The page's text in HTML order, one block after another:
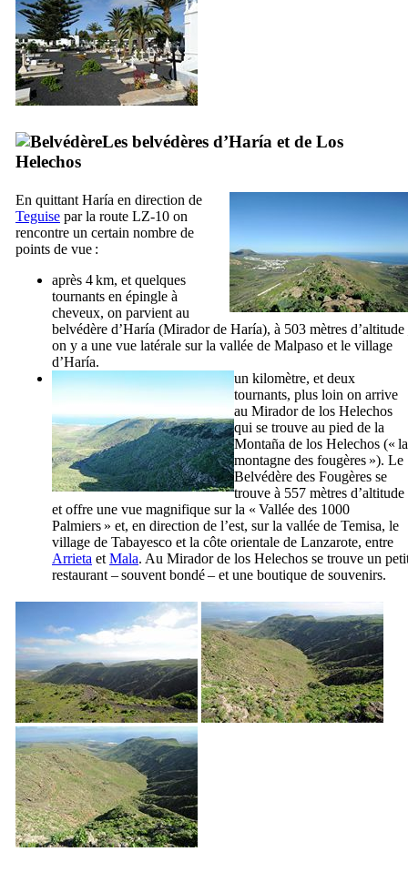
Les belvédères d’Haría et de Los
Helechos
En quittant Haría en direction de
Teguise par la route LZ-10 on
rencontre un certain nombre de
points de vue :
après 4 km, et quelques
tournants en épingle à
cheveux, on parvient au
belvédère d’Haría (Mirador de Haría), à 503 mètres d’altitude
on y a une vue latérale sur la vallée de Malpaso et le village
d’Haría.
un kilomètre, et deux
tournants, plus loin on arrive
au Mirador de los Helechos
qui se trouve au pied de la
Montaña de los Helechos (« la
montagne des fougères »). Le
Belvédère des Fougères se
trouve à 557 mètres d’altitude
et offre une vue magnifique sur la « Vallée des 1000
Palmiers » et, en direction de l’est, sur la vallée de Temisa, le
village de Tabayesco et la côte orientale de Lanzarote, entre
Arrieta et Mala. Au Mirador de los Helechos se trouve un
restaurant – souvent bondé – et une boutique de souvenirs.